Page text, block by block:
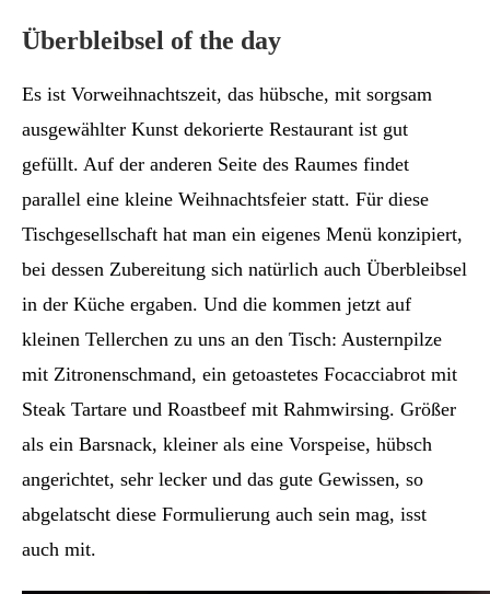
Überbleibsel of the day
Es ist Vorweihnachtszeit, das hübsche, mit sorgsam
ausgewählter Kunst dekorierte Restaurant ist gut
gefüllt. Auf der anderen Seite des Raumes findet
parallel eine kleine Weihnachtsfeier statt. Für diese
Tischgesellschaft hat man ein eigenes Menü konzipiert,
bei dessen Zubereitung sich natürlich auch Überbleibsel
in der Küche ergaben. Und die kommen jetzt auf
kleinen Tellerchen zu uns an den Tisch: Austernpilze
mit Zitronenschmand, ein getoastetes Focacciabrot mit
Steak Tartare und Roastbeef mit Rahmwirsing. Größer
als ein Barsnack, kleiner als eine Vorspeise, hübsch
angerichtet, sehr lecker und das gute Gewissen, so
abgelatscht diese Formulierung auch sein mag, isst
auch mit.